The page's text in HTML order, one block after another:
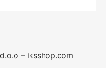
– iksshop.com